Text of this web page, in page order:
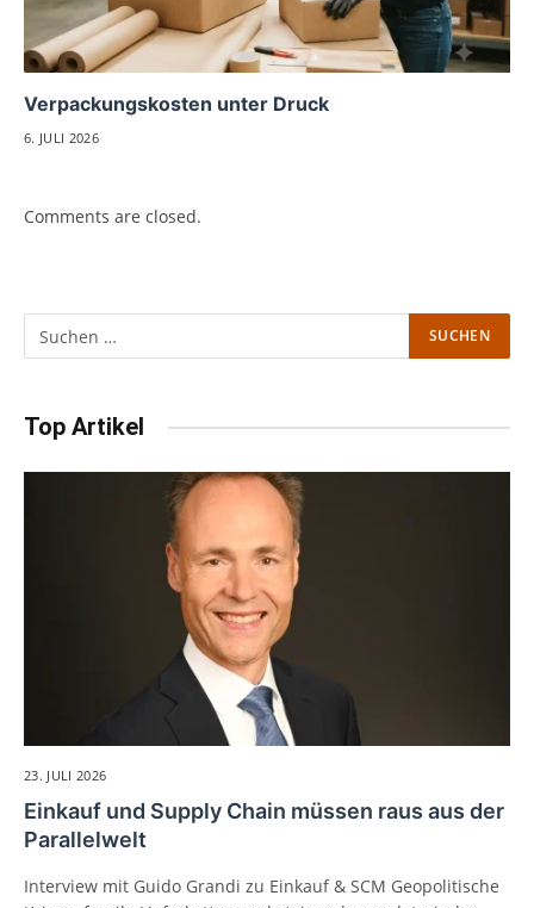
Verpackungskosten unter Druck
6. JULI 2026
Comments are closed.
Top Artikel
23. JULI 2026
Einkauf und Supply Chain müssen raus aus der
Parallelwelt
Interview mit Guido Grandi zu Einkauf & SCM Geopolitische